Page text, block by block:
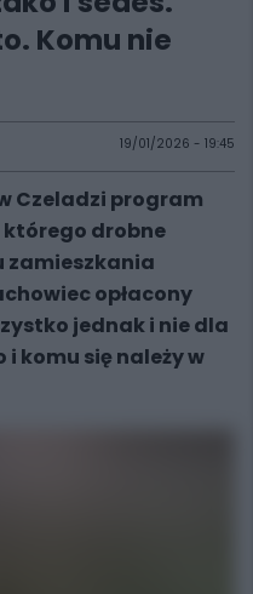
Komu nie
19/01/2026 - 19:45
Czeladzi program
którego drobne
zamieszkania
opłacony
jednak i nie dla
komu się należy w